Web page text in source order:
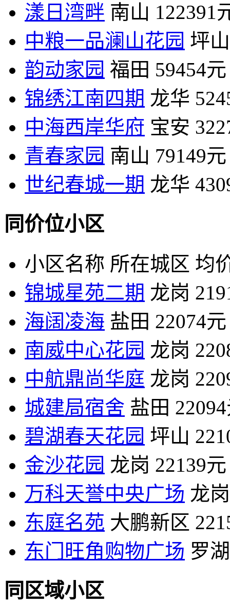
漾日湾畔 南山 122391
中粮一品澜山花园 坪山
韵动家园 福田 59454元
锦绣江南四期 龙华
中海西岸华府 宝安
青春家园 南山 79149元
世纪春城一期 龙华
同价位小区
小区名称 所在城区 均
锦城星苑二期 龙岗
海阔凌海 盐田 22074元
南威中心花园 龙岗
中航鼎尚华庭 龙岗
城建局宿舍 盐田
碧湖春天花园 坪山
金沙花园 龙岗 22139元
万科天誉中央广场 龙岗
东庭名苑 大鹏新区
东门旺角购物广场 罗湖
同区域小区